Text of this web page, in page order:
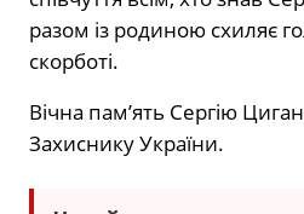
разом із родиною схиляє
скорботі.
Вічна пам’ять Сергію
Захиснику України.